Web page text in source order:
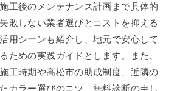
工後のメンテナンス計画まで具体的
敗しない業者選びとコストを抑える
用シーンも紹介し、地元で安心して
ための実践ガイドとします。また、
工時期や高松市の助成制度、近隣の
カラー選びのコツ、無料診断の申し